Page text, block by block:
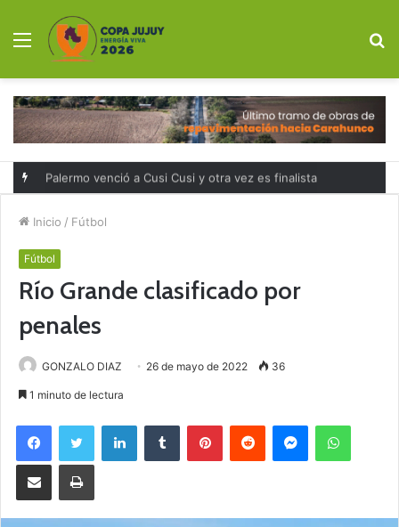
Menú
Palermo venció a Cusi Cusi y otra vez es finalista
Inicio / Fútbol
Fútbol
Río Grande clasificado por
penales
GONZALO DIAZ 26 de mayo de 2022 36
1 minuto de lectura
FacebookTwitter LinkedInTumblr PinterestReddit Messenger
Compartir por correo electrónicoImprimir